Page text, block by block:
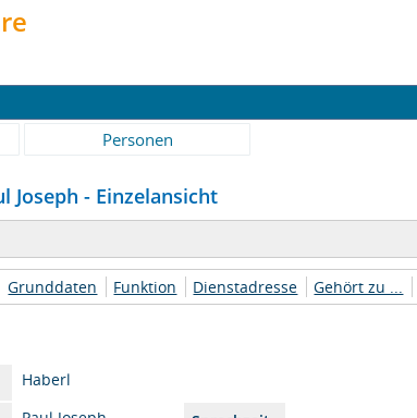
Personen
Joseph - Einzelansicht
Grunddaten Funktion Dienstadresse Gehört zu ...
Haberl